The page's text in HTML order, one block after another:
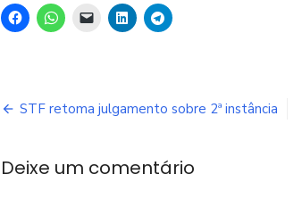
Navegação
Post
STF retoma julgamento sobre 2ª instância
Deixe um comentário